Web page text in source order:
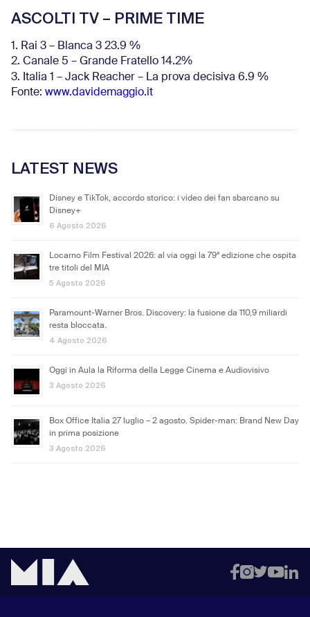
ASCOLTI TV – PRIME TIME
1. Rai 3 – Blanca 3 23.9 %
2. Canale 5 – Grande Fratello 14.2%
3. Italia 1 – Jack Reacher – La prova decisiva 6.9 %
Fonte: www.davidemaggio.it
LATEST NEWS
Disney e TikTok, accordo storico: i video dei fan sbarcano su
Disney+
6 Agosto 2026
Locarno Film Festival 2026: al via oggi la 79ª edizione che ospita
tre titoli del MIA
5 Agosto 2026
Paramount-Warner Bros. Discovery: la fusione da 110,9 miliardi
resta bloccata.
4 Agosto 2026
Oggi in Aula la Riforma della Legge Cinema e Audiovisivo
3 Agosto 2026
Box Office Italia 27 luglio – 2 agosto. Spider-man: Brand New Day
in prima posizione
3 Agosto 2026